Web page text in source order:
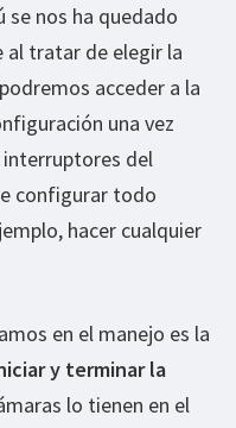
se nos ha quedado
al tratar de elegir la
acceder a la
una vez
interruptores del
configurar todo
hacer cualquier
en el manejo es la
y terminar la
lo tienen en el